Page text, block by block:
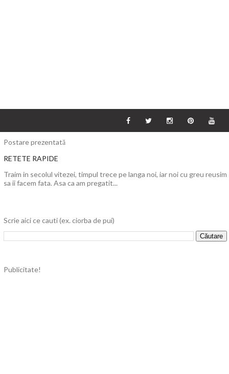
Postare prezentată
RETETE RAPIDE
Traim in secolul vitezei, timpul trece pe langa noi, iar noi cu greu reusim
sa ii facem fata. Asa ca am pregatit...
Scrie aici ce cauti (ex. ciorba de pui)
Publicitate!